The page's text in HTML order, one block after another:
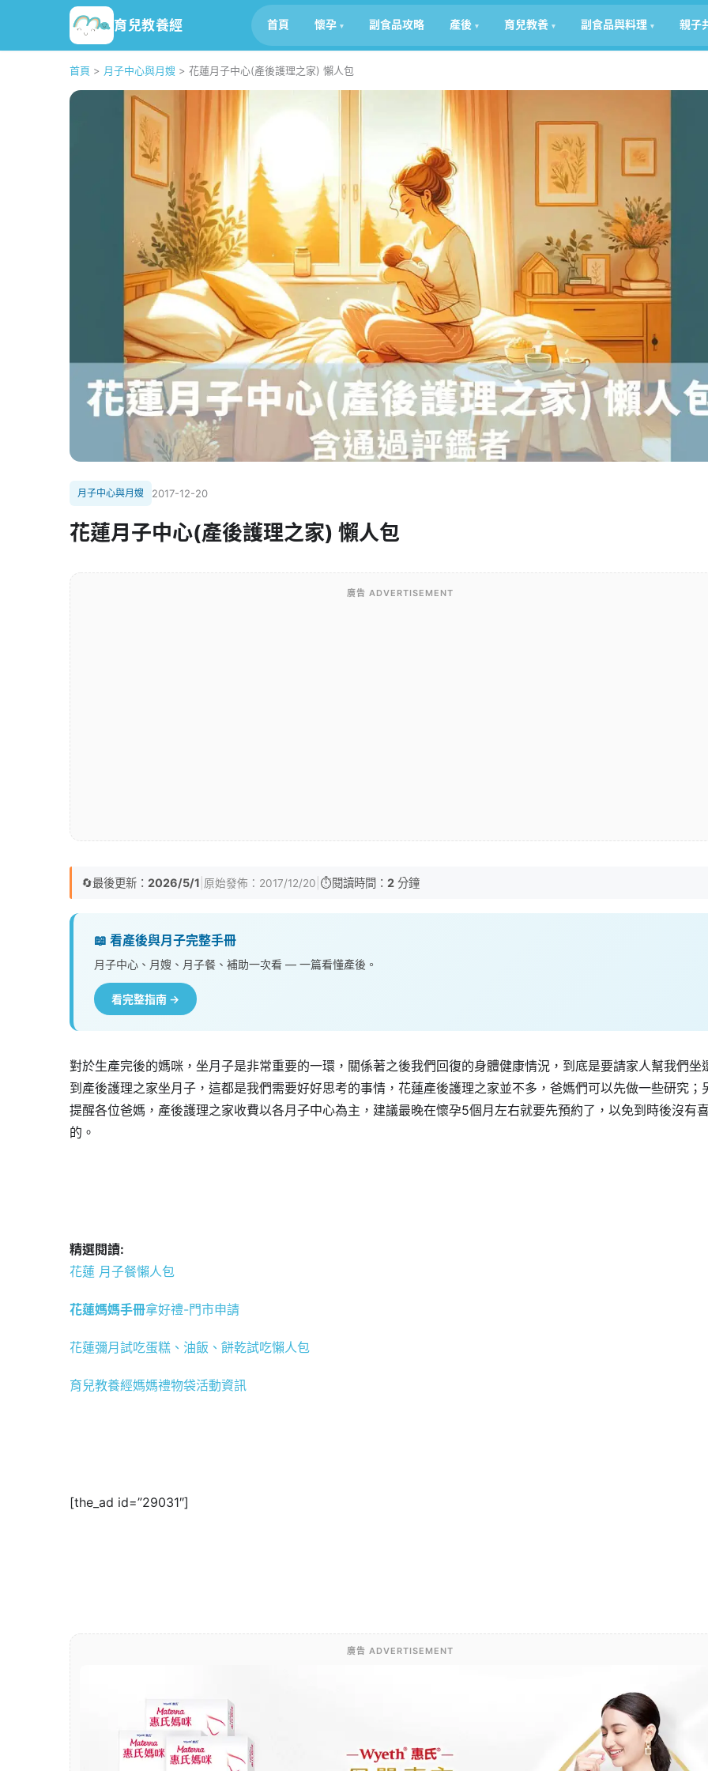
育兒教養經 首頁 懷孕 副食品攻略 產後 育兒教養 副食品與料理 親子
首頁 > 月子中心與月嫂 > 花蓮月子中心(產後護理之家) 懶人包
月子中心與月嫂 2017-12-20
花蓮月子中心(產後護理之家) 懶人包
廣告 ADVERTISEMENT
🔄最後更新： 2026/5/1 原始發佈： 2017/12/20 ⏱️閱讀時間： 2 分鐘
📖 看產後與月子完整手冊
月子中心、月嫂、月子餐、補助一次看 — 一篇看懂產後。
看完整指南 →
對於生產完後的媽咪，坐月子是非常重要的一環，關係著之後我們回復的身體健康情況，到底是要請家人幫我們坐
到產後護理之家坐月子，這都是我們需要好好思考的事情，花蓮產後護理之家並不多，爸媽們可以先做一些研究；
提醒各位爸媽，產後護理之家收費以各月子中心為主，建議最晚在懷孕5個月左右就要先預約了，以免到時後沒有
的。
精選閱讀:
花蓮 月子餐懶人包
花蓮媽媽手冊拿好禮-門市申請
花蓮彌月試吃蛋糕、油飯、餅乾試吃懶人包
育兒教養經媽媽禮物袋活動資訊
[the_ad id=”29031″]
廣告 ADVERTISEMENT